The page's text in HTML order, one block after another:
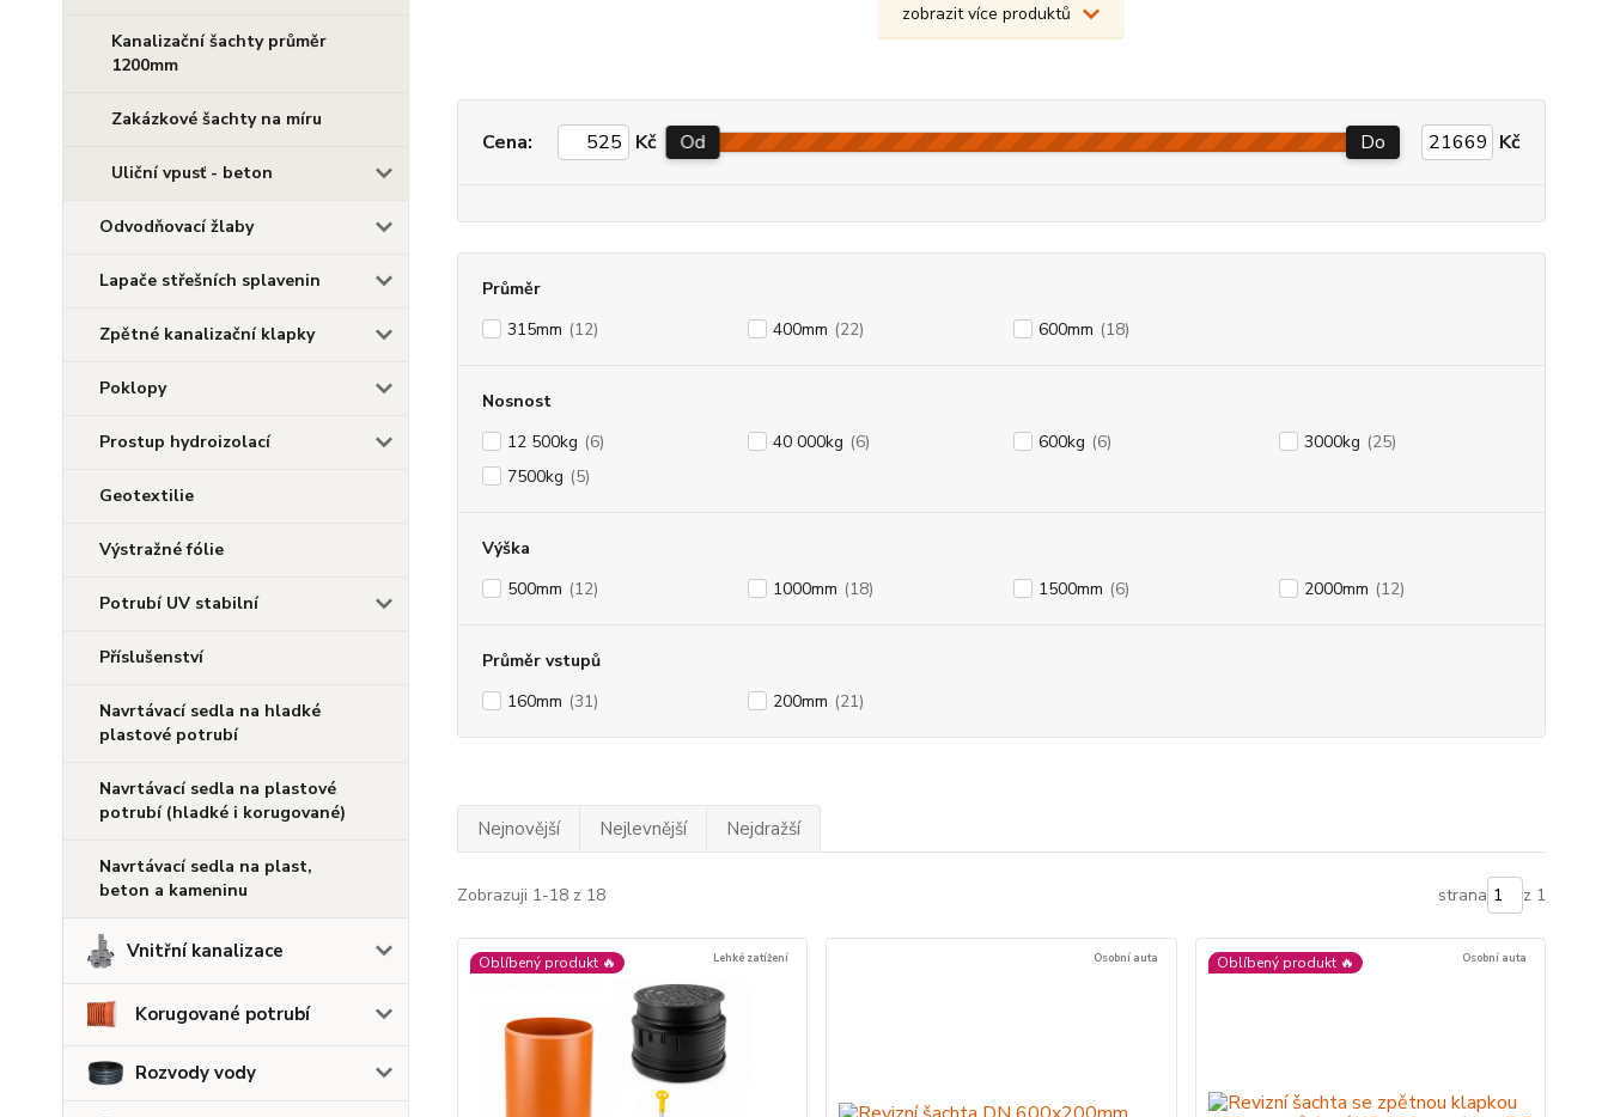
Kanalizační šachty průměr
1200mm
Zakázkové šachty na míru
Uliční vpusť - beton
Odvodňovací žlaby
Lapače střešních splavenin
Zpětné kanalizační klapky
Poklopy
Prostup hydroizolací
Geotextilie
Výstražné fólie
Potrubí UV stabilní
Příslušenství
Navrtávací sedla na hladké
plastové potrubí
Navrtávací sedla na plastové
potrubí (hladké i korugované)
Navrtávací sedla na plast,
beton a kameninu
Vnitřní kanalizace
Korugované potrubí
Rozvody vody
zobrazit více produktů
Cena: Kč Od Do Kč
Průměr
315mm (12) 400mm (22) 600mm (18)
Nosnost
12 500kg (6) 40 000kg (6) 600kg (6) 3000kg (25)
7500kg (5)
Výška
500mm (12) 1000mm (18) 1500mm (6) 2000mm (12)
Průměr vstupů
160mm (31) 200mm (21)
Nejnovější Nejlevnější Nejdražší
Zobrazuji 1-18 z 18 strana z 1
Oblíbený produkt 🔥 Lehké zatížení Osobní auta Oblíbený produkt 🔥 Osobní auta